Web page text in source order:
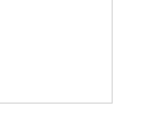
の相関